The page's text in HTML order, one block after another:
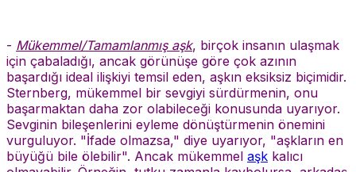
- Mükemmel/Tamamlanmış aşk, birçok insanın ulaşmak
için çabaladığı, ancak görünüşe göre çok azının
başardığı ideal ilişkiyi temsil eden, aşkın eksiksiz biçimidir.
Sternberg, mükemmel bir sevgiyi sürdürmenin, onu
başarmaktan daha zor olabileceği konusunda uyarıyor.
Sevginin bileşenlerini eyleme dönüştürmenin önemini
vurguluyor. "İfade olmazsa," diye uyarıyor, "aşkların en
büyüğü bile ölebilir". Ancak mükemmel aşk kalıcı